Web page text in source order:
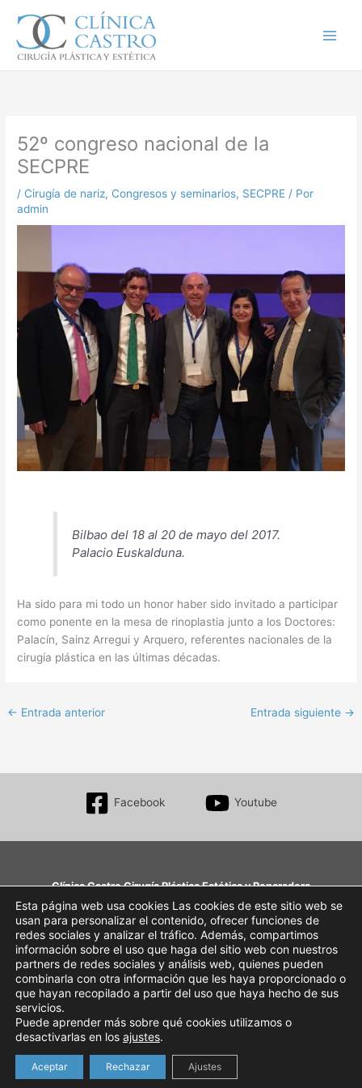
contenido
52º congreso nacional de la
SECPRE
/ Cirugía de nariz, Congresos y seminarios, SECPRE / Por
admin
Bilbao del 18 al 20 de mayo del 2017.
Palacio Euskalduna.
Ha sido para mi todo un honor haber sido invitado a participar
como ponente en la mesa de rinoplastia junto a los Doctores:
Palací­n, Sainz Arregui y Arquero, referentes nacionales de la
cirugí­a plástica en las últimas décadas.
← Entrada anterior Entrada siguiente →
Facebook Youtube
Clínica Castro Cirugía Plástica Estética y Reparadora
Aumento de mama, Blefaroplastia, Rinoplastia, Abdominoplastia, Liposucción, toxina
botulínica…
Av. de Pío XII, 2-3º • 31008 Pamplona, Navarra
+34 948 27 64 54
clinica@clinicacastro.net
Webmaster
AVISO LEGAL
Esta página web usa cookies Las cookies de este sitio web se
usan para personalizar el contenido, ofrecer funciones de
redes sociales y analizar el tráfico. Además, compartimos
información sobre el uso que haga del sitio web con nuestros
partners de redes sociales y análisis web, quienes pueden
combinarla con otra información que les haya proporcionado o
que hayan recopilado a partir del uso que haya hecho de sus
servicios.
Puede aprender más sobre qué cookies utilizamos o
desactivarlas en los ajustes.
Aceptar Rechazar Ajustes